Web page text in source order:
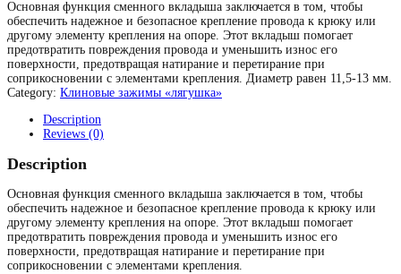
Основная функция сменного вкладыша заключается в том, чтобы
обеспечить надежное и безопасное крепление провода к крюку или
другому элементу крепления на опоре. Этот вкладыш помогает
предотвратить повреждения провода и уменьшить износ его
поверхности, предотвращая натирание и перетирание при
соприкосновении с элементами крепления. Диаметр равен 11,5-13 мм.
Category: Клиновые зажимы «лягушка»
Description
Reviews (0)
Description
Основная функция сменного вкладыша заключается в том, чтобы
обеспечить надежное и безопасное крепление провода к крюку или
другому элементу крепления на опоре. Этот вкладыш помогает
предотвратить повреждения провода и уменьшить износ его
поверхности, предотвращая натирание и перетирание при
соприкосновении с элементами крепления.